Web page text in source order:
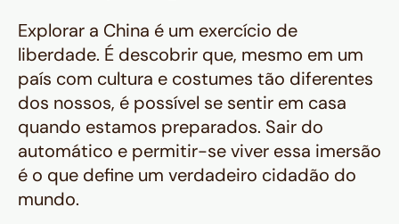
Explorar a China é um exercício de
liberdade. É descobrir que, mesmo em um
país com cultura e costumes tão diferentes
dos nossos, é possível se sentir em casa
quando estamos preparados. Sair do
automático e permitir-se viver essa imersão
é o que define um verdadeiro cidadão do
mundo.